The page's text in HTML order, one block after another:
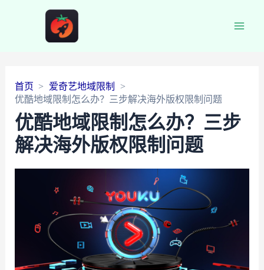
首页
爱奇艺地域限制
优酷地域限制怎么办？三步解决海外版权限制问题
优酷地域限制怎么办？三步
解决海外版权限制问题